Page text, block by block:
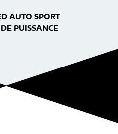
AUTO SPORT
PUISSANCE